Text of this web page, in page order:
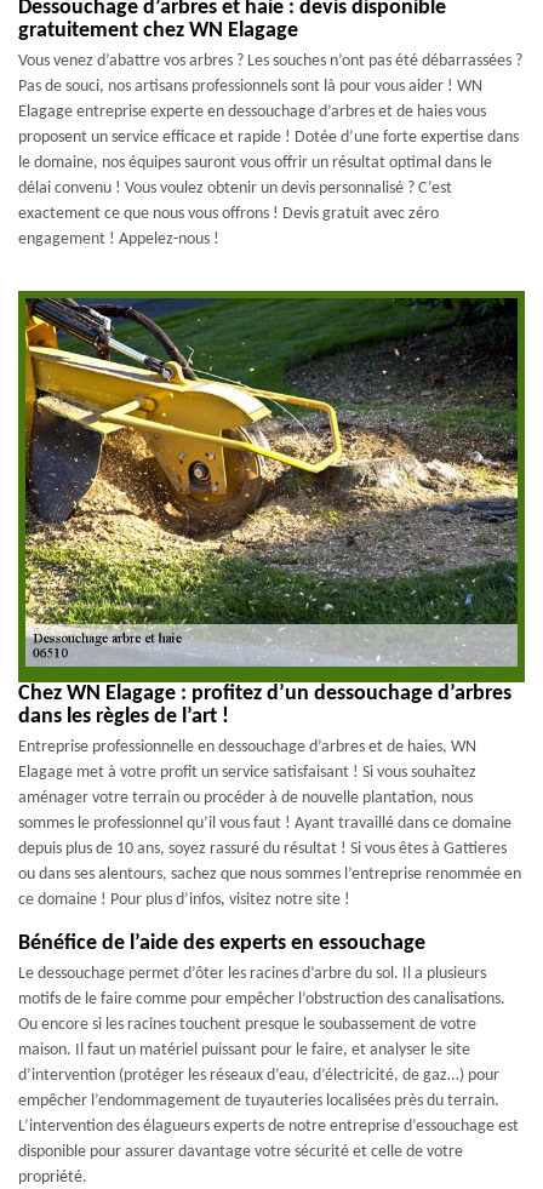
Dessouchage d’arbres et haie : devis disponible
gratuitement chez WN Elagage
Vous venez d’abattre vos arbres ? Les souches n’ont pas été débarrassées ?
Pas de souci, nos artisans professionnels sont là pour vous aider ! WN
Elagage entreprise experte en dessouchage d’arbres et de haies vous
proposent un service efficace et rapide ! Dotée d’une forte expertise dans
le domaine, nos équipes sauront vous offrir un résultat optimal dans le
délai convenu ! Vous voulez obtenir un devis personnalisé ? C’est
exactement ce que nous vous offrons ! Devis gratuit avec zéro
engagement ! Appelez-nous !
Chez WN Elagage : profitez d’un dessouchage d’arbres
dans les règles de l’art !
Entreprise professionnelle en dessouchage d’arbres et de haies, WN
Elagage met à votre profit un service satisfaisant ! Si vous souhaitez
aménager votre terrain ou procéder à de nouvelle plantation, nous
sommes le professionnel qu’il vous faut ! Ayant travaillé dans ce domaine
depuis plus de 10 ans, soyez rassuré du résultat ! Si vous êtes à Gattieres
ou dans ses alentours, sachez que nous sommes l’entreprise renommée en
ce domaine ! Pour plus d’infos, visitez notre site !
Bénéfice de l’aide des experts en essouchage
Le dessouchage permet d’ôter les racines d’arbre du sol. Il a plusieurs
motifs de le faire comme pour empêcher l’obstruction des canalisations.
Ou encore si les racines touchent presque le soubassement de votre
maison. Il faut un matériel puissant pour le faire, et analyser le site
d’intervention (protéger les réseaux d’eau, d’électricité, de gaz…) pour
empêcher l’endommagement de tuyauteries localisées près du terrain.
L’intervention des élagueurs experts de notre entreprise d’essouchage est
disponible pour assurer davantage votre sécurité et celle de votre
propriété.